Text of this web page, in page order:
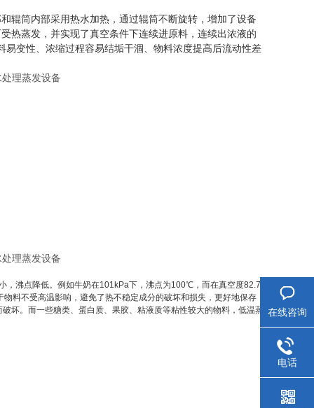
辊筒内部采用热水加热，通过辊筒不断旋转，增加了设备
热蒸发，并实现了真空条件下连续进原料，连续出浓液的
变性、浓缩过程容易结垢干涸、物料浓度提高后流动性差
，沸点降低。例如牛奶在101kPa下，沸点为100℃，而在真空度82.7
料不受高温影响，避免了热不稳定成分的破坏和损失，更好地保存
坏。而一些糖类、蛋白质、果胶、粘液质等粘性较大的物料，低温蒸
在线咨询
电话